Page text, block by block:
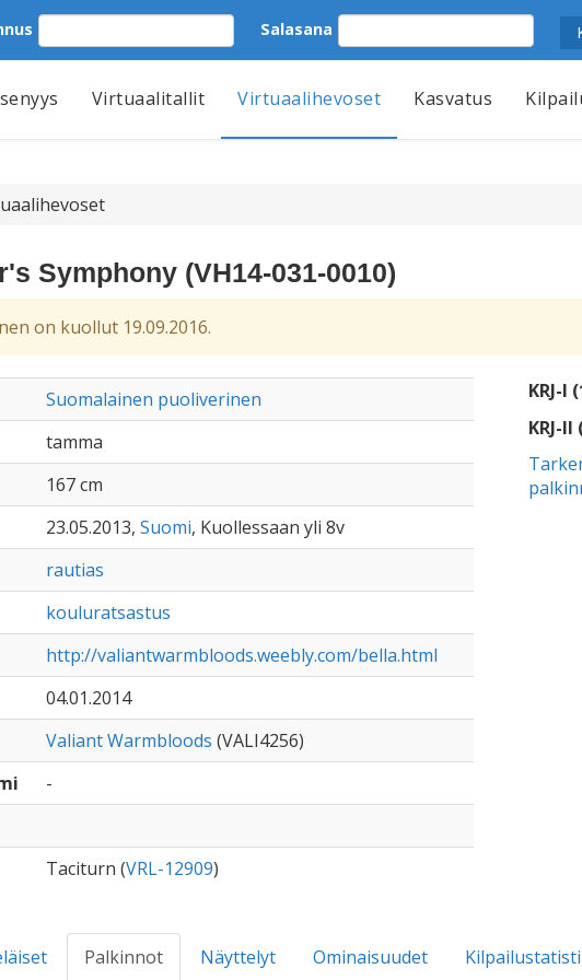
Salasana
Virtuaalitallit Virtuaalihevoset Kasvatus
Symphony (VH14-031-0010)
on kuollut 19.09.2016.
Suomalainen puoliverinen
tamma
167 cm
23.05.2013, Suomi, Kuollessaan yli 8v
rautias
kouluratsastus
http://valiantwarmbloods.weebly.com/bella.html
04.01.2014
Valiant Warmbloods (VALI4256)
-
Taciturn (VRL-12909)
KRJ-I
KRJ-
Palkinnot Näyttelyt Ominaisuudet